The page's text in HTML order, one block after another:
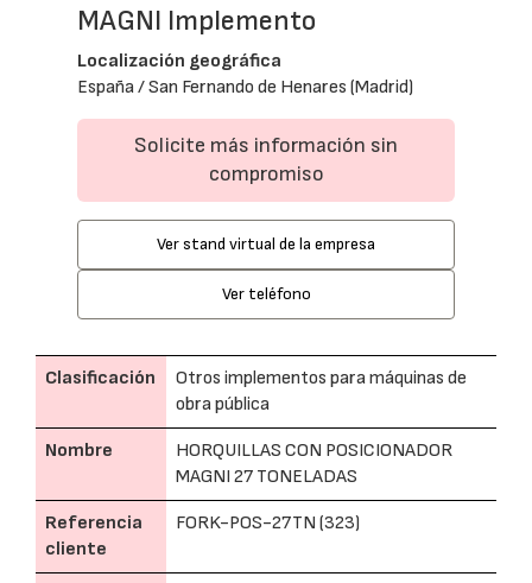
MAGNI Implemento
Localización geográfica
España / San Fernando de Henares (Madrid)
Solicite más información sin
compromiso
Ver stand virtual de la empresa
Ver teléfono
Clasificación
Otros implementos para máquinas de
obra pública
Nombre
HORQUILLAS CON POSICIONADOR
MAGNI 27 TONELADAS
Referencia
cliente
FORK-POS-27TN (323)